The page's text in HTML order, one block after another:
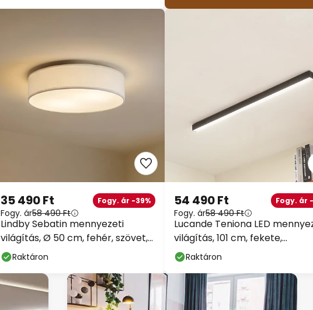
Lindby Sebatin mennyezeti
világítás, Ø 50 cm, fehér, szövet,
E27
35 490 Ft Fogy. ár -39%
Fogy. ár58 490 Ft
Raktáron
Lucande Teniona LED
világítás, 101 cm, fekete,
alumínium
54 490 Ft Fogy. ár
Fogy. ár58 490 Ft
Raktáron